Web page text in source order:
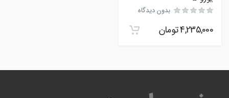
بدون دیدگاه
4,235,000تومان